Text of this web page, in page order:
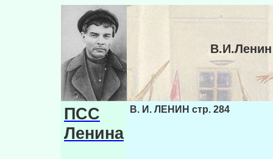
ПСС
Ленина
В. И. ЛЕНИН стр. 284